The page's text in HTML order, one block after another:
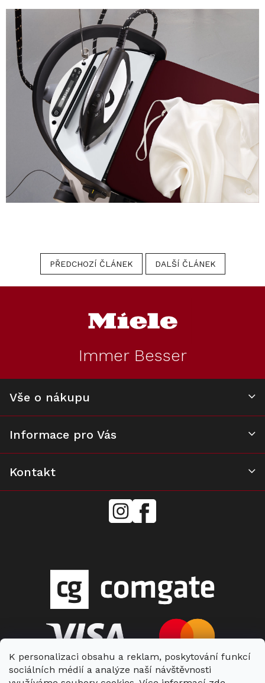
K personalizaci obsahu a reklam, poskytování funkcí
sociálních médií a analýze naší návštěvnosti
PŘEDCHOZÍ ČLÁNEK DALŠÍ ČLÁNEK
Immer Besser
Vše o nákupu
Informace pro Vás
Kontakt
mielecentervlasek
Miele
Center